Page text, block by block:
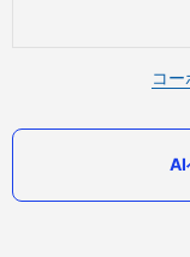
コー
AI